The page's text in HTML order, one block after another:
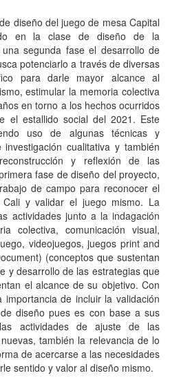
diseño del juego de mesa Capital
en la clase de diseño de la
segunda fase el desarrollo de
potenciarlo a través de diversas
para darle mayor alcance al
estimular la memoria colectiva
en torno a los hechos ocurridos
el estallido social del 2021. Este
uso de algunas técnicas y
cualitativa y también
y reflexión de las
fase de diseño del proyecto,
de campo para reconocer el
y validar el juego mismo. La
actividades junto a la indagación
colectiva, comunicación visual,
videojuegos, juegos print and
(conceptos que sustentan
y desarrollo de las estrategias que
el alcance de su objetivo. Con
de incluir la validación
diseño pues es con base a sus
actividades de ajuste de las
también la relevancia de lo
de acercarse a las necesidades
sentido y valor al diseño mismo.